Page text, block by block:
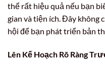
thể rất hiệu quả nếu bạn
gian và tiện ích. Đây không
hội để bạn phát triển bản
Lên Kế Hoạch Rõ Ràng